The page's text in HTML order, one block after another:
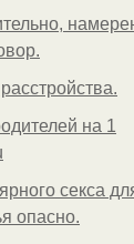
на 1
секса
опасно.